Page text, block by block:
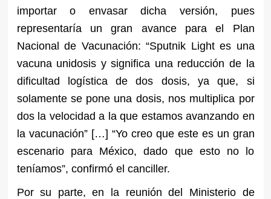
importar o envasar dicha versión, pues
representaría un gran avance para el Plan
Nacional de Vacunación: “Sputnik Light es una
vacuna unidosis y significa una reducción de la
dificultad logística de dos dosis, ya que, si
solamente se pone una dosis, nos multiplica por
dos la velocidad a la que estamos avanzando en
la vacunación” […] “Yo creo que este es un gran
escenario para México, dado que esto no lo
teníamos”, confirmó el canciller.
Por su parte, en la reunión del Ministerio de